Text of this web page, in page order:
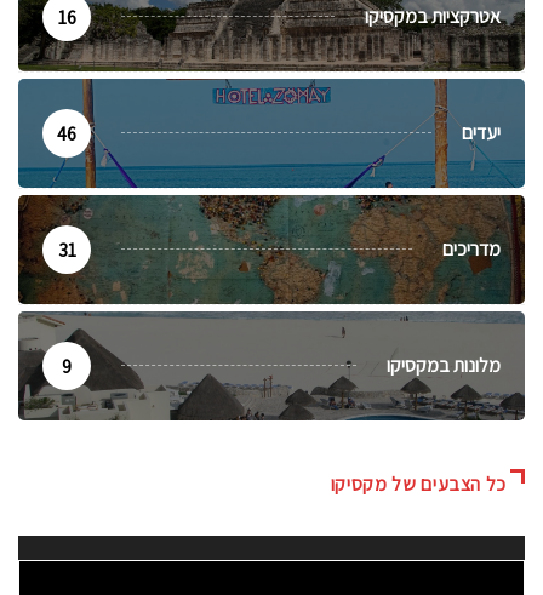
אטרקציות במקסיקו 16
יעדים 46
מדריכים 31
מלונות במקסיקו 9
כל הצבעים של מקסיקו